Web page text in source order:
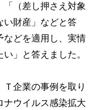
「（差し押さえ対象
い財産」などと答
などを適用し、実情
」と答えました。
企業の事例を取り
ナウイルス感染拡大